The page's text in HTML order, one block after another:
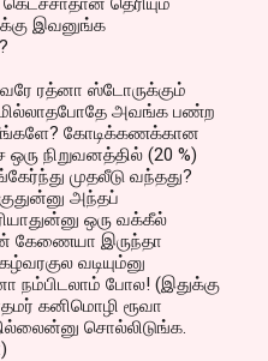
இவனுங்க
ரத்னா ஸ்டோருக்கும்
அவங்க பண்ற
கோடிக்கணக்கான
நிறுவனத்தில் (20 %)
முதலீடு வந்தது?
அந்தப்
ஒரு வக்கீல்
இருந்தா
வடியும்னு
போல! (இதுக்கு
கனிமொழி ரூவா
சொல்லிடுங்க.